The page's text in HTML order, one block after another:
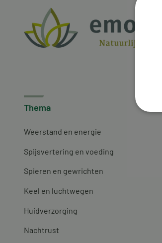
Thema
Weerstand en energie
Spijsvertering en voeding
Spieren en gewrichten
Keel en luchtwegen
Huidverzorging
Nachtrust